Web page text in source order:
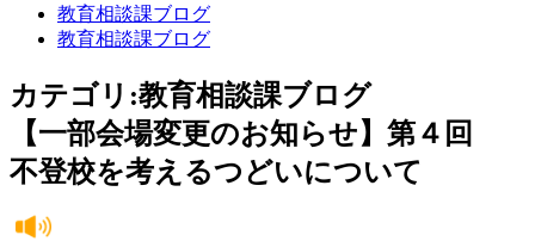
教育相談課ブログ
教育相談課ブログ
カテゴリ:教育相談課ブログ
【一部会場変更のお知らせ】第４回
不登校を考えるつどいについて